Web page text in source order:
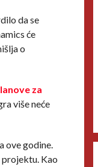
da se
će
o
za
više neće
ove godine.
projektu. Kao